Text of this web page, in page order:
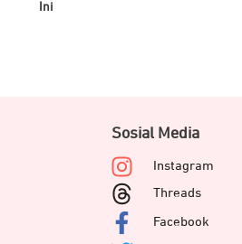
Ini
Sosial Media
Instagram
Threads
Facebook